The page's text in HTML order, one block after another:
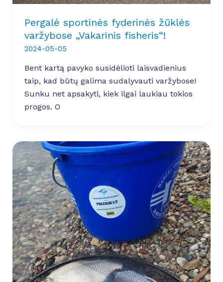
Pergalė sportinės fyderinės žūklės
varžybose „Vakarinis fisheris“!
2024-05-05
Bent kartą pavyko susidėlioti laisvadienius
taip, kad būtų galima sudalyvauti varžybose!
Sunku net apsakyti, kiek ilgai laukiau tokios
progos. O